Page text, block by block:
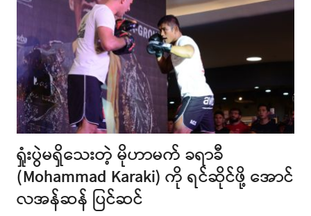
ရှုံးပွဲမရှိသေးတဲ့ မိုဟာမက် ခရာခီ
(Mohammad Karaki) ကို ရင်ဆိုင်ဖို့ အောင်
လအန်ဆန် ပြင်ဆင်